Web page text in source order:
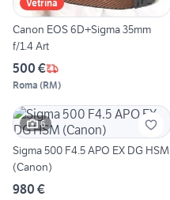
Vetrina
Canon EOS 6D+Sigma 35mm
f/1.4 Art
500 €
Roma (RM)
6
Sigma 500 F4.5 APO EX DG HSM
(Canon)
980 €